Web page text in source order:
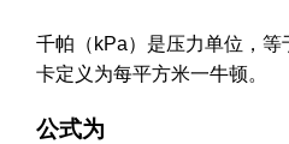
千帕（kPa）是压力单位，
卡定义为每平方米一牛顿。
公式为